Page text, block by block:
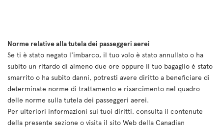
Norme relative alla tutela dei passeggeri aerei
Se ti è stato negato l'imbarco, il tuo volo è stato annullato o ha
subito un ritardo di almeno due ore oppure il tuo bagaglio è stato
smarrito o ha subito danni, potresti avere diritto a beneficiare di
determinate norme di trattamento e risarcimento nel quadro
delle norme sulla tutela dei passeggeri aerei.
Per ulteriori informazioni sui tuoi diritti, consulta il contenute
della presente sezione o visita il sito Web della Canadian